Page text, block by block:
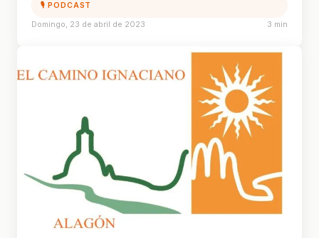
🎙 PODCAST
Domingo, 23 de abril de 2023 3 min